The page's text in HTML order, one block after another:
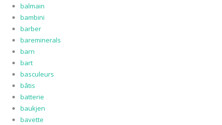
balmain
bambini
barber
bareminerals
barn
bart
basculeurs
bâtis
batterie
baukjen
bavette